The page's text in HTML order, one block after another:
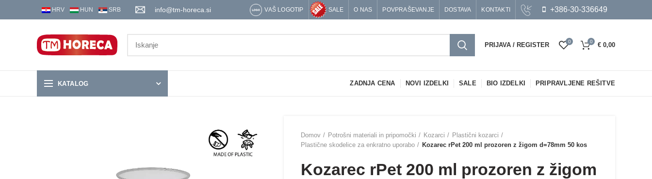
HRV HUN SRB info@tm-horeca.si VAŠ LOGOTIP SALE O NAS POVPRAŠEVANJE DOSTAVA KONTAKTI +386-30-336649
PRIJAVA / REGISTER 0 0 € 0,00
KATALOG ZADNJA CENA NOVI IZDELKI SALE BIO IZDELKI PRIPRAVLJENE REŠITVE
Domov Potrošni materiali in pripomočki Kozarci
Plastični kozarci
Plastične skodelice za enkratno uporabo
Kozarec rPet 200 ml prozoren z žigom d=78mm 50 kos
Kozarec rPet 200 ml prozoren z žigom